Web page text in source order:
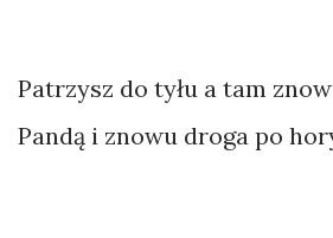
Patrzysz do tyłu a tam
Pandą i znowu droga po